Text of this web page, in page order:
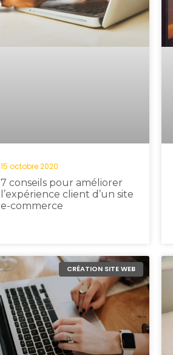
7 conseils pour améliorer
l’expérience client d’un site
e-commerce
15 octobre 2020
CRÉATION SITE WEB